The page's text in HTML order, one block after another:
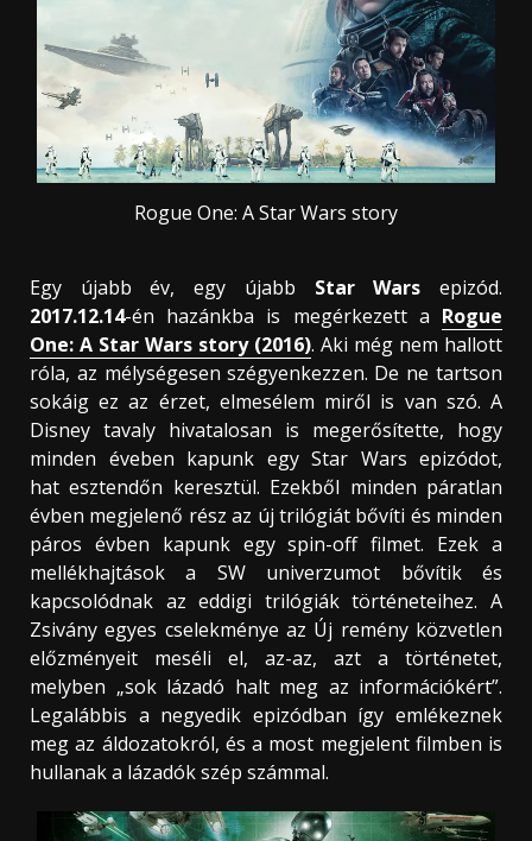
Rogue One: A Star Wars story
Egy újabb év, egy újabb Star Wars epizód.
2017.12.14-én hazánkba is megérkezett a Rogue
One: A Star Wars story (2016). Aki még nem hallott
róla, az mélységesen szégyenkezzen. De ne tartson
sokáig ez az érzet, elmesélem miről is van szó. A
Disney tavaly hivatalosan is megerősítette, hogy
minden éveben kapunk egy Star Wars epizódot,
hat esztendőn keresztül. Ezekből minden páratlan
évben megjelenő rész az új trilógiát bővíti és minden
páros évben kapunk egy spin-off filmet. Ezek a
mellékhajtások a SW univerzumot bővítik és
kapcsolódnak az eddigi trilógiák történeteihez. A
Zsivány egyes cselekménye az Új remény közvetlen
előzményeit meséli el, az-az, azt a történetet,
melyben „sok lázadó halt meg az információkért”.
Legalábbis a negyedik epizódban így emlékeznek
meg az áldozatokról, és a most megjelent filmben is
hullanak a lázadók szép számmal.